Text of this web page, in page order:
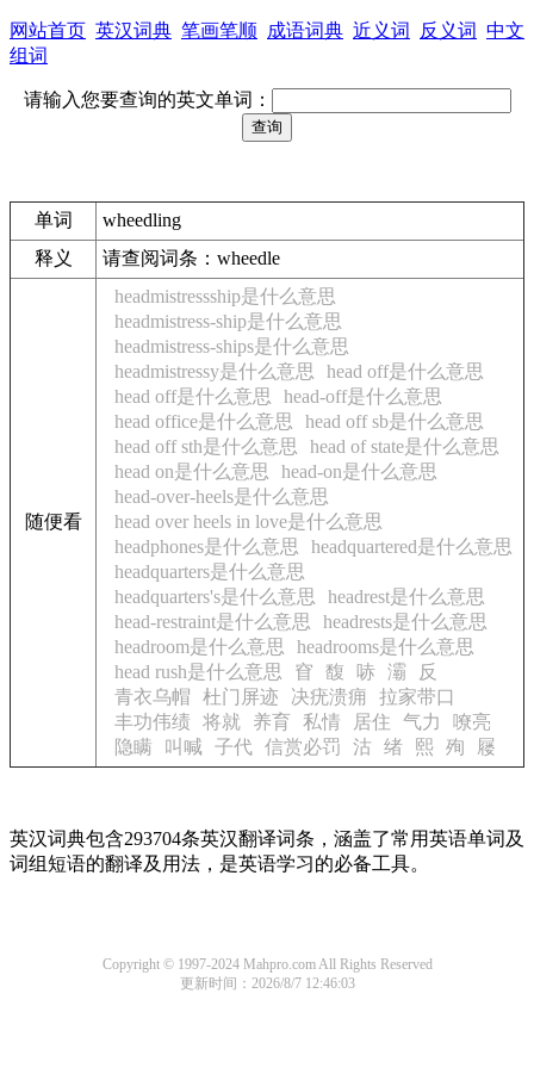
网站首页 英汉词典 笔画笔顺 成语词典 近义词 反义词 中文
组词
请输入您要查询的英文单词：
单词
wheedling
释义
请查阅词条：wheedle
随便看
headmistressship是什么意思
headmistress-ship是什么意思
headmistress-ships是什么意思
headmistressy是什么意思
head off是什么意思
head off是什么意思
head-off是什么意思
head office是什么意思
head off sb是什么意思
head off sth是什么意思
head of state是什么意思
head on是什么意思
head-on是什么意思
head-over-heels是什么意思
head over heels in love是什么意思
headphones是什么意思
headquartered是什么意思
headquarters是什么意思
headquarters's是什么意思
headrest是什么意思
head-restraint是什么意思
headrests是什么意思
headroom是什么意思
headrooms是什么意思
head rush是什么意思
窅 馥 哧 灞
反
青衣乌帽
杜门屏迹 决疣溃痈
拉家带口
丰功伟绩
将就 养育 私情 居住 气力
嘹亮
隐瞒
叫喊 子代 信赏必罚 沽 绪 熙 殉 屦
英汉词典包含293704条英汉翻译词条，涵盖了常用英语单词及
词组短语的翻译及用法，是英语学习的必备工具。
Copyright © 1997-2024 Mahpro.com All Rights Reserved
更新时间：2026/8/7 12:46:03